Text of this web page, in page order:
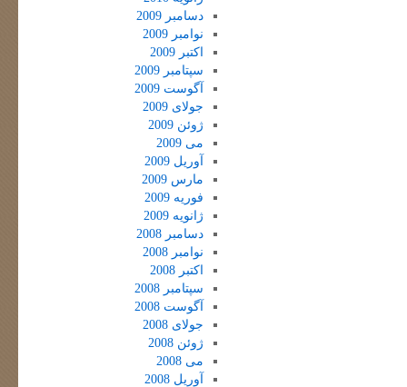
دسامبر 2009
نوامبر 2009
اکتبر 2009
سپتامبر 2009
آگوست 2009
جولای 2009
ژوئن 2009
می 2009
آوریل 2009
مارس 2009
فوریه 2009
ژانویه 2009
دسامبر 2008
نوامبر 2008
اکتبر 2008
سپتامبر 2008
آگوست 2008
جولای 2008
ژوئن 2008
می 2008
آوریل 2008